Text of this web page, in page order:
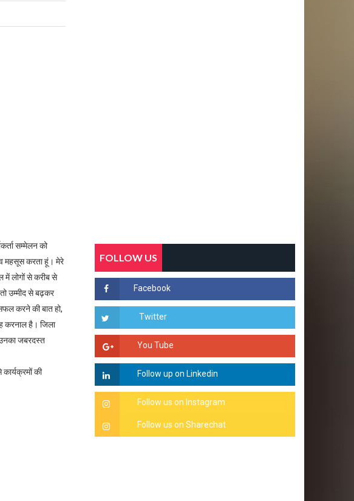
सम्मेलन को
महसूस करता हूं। मेरे
लोगों से करीब से
उम्मीद से बढ़कर
करने की बात हो,
करनाल है। जिला
उनका जबरदस्त
की
FOLLOW US